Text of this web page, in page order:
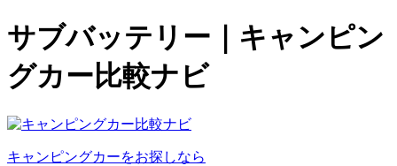
サブバッテリー｜キャンピン
グカー比較ナビ
キャンピングカーをお探しなら